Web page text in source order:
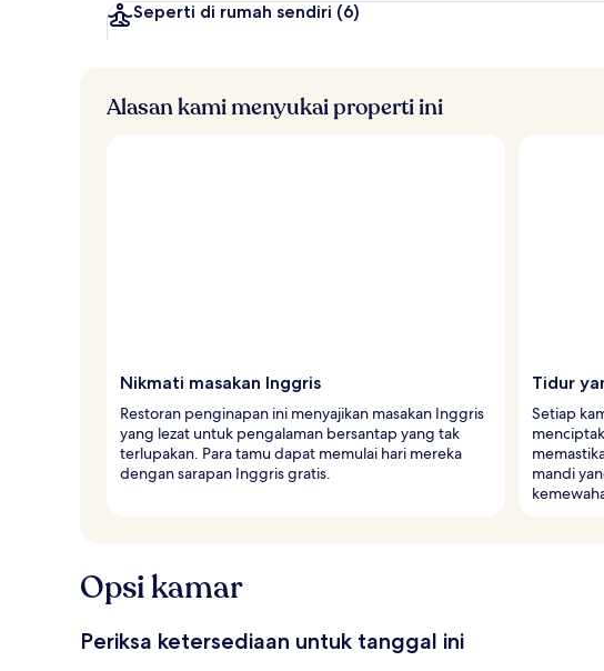
l
r
Seperti di rumah sendiri (6)
Alasan kami menyukai properti ini
Nikmati masakan Inggris
Restoran penginapan ini menyajikan masakan Inggris
yang lezat untuk pengalaman bersantap yang tak
terlupakan. Para tamu dapat memulai hari mereka
dengan sarapan Inggris gratis.
Tidur
Setiap
mandi
Opsi kamar
Periksa ketersediaan untuk tanggal ini